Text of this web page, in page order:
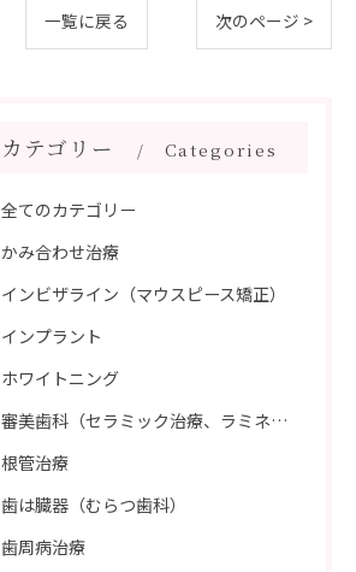
一覧に戻る 次のページ >
カテゴリー Categories
全てのカテゴリー
かみ合わせ治療
インビザライン（マウスピース矯正）
インプラント
ホワイトニング
審美歯科（セラミック治療、ラミネートべニア、ダイレクトボンディング）
根管治療
歯は臓器（むらつ歯科）
歯周病治療